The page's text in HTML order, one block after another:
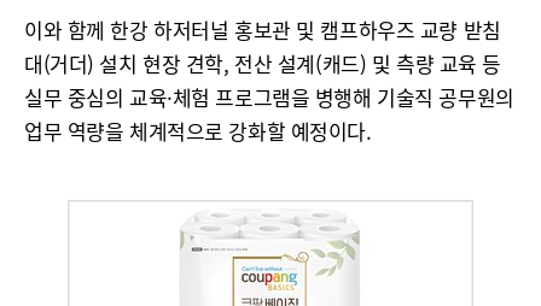
이와 함께 한강 하저터널 홍보관 및 캠프하우즈 교량 받침
대(거더) 설치 현장 견학, 전산 설계(캐드) 및 측량 교육 등
실무 중심의 교육·체험 프로그램을 병행해 기술직 공무원의
업무 역량을 체계적으로 강화할 예정이다.